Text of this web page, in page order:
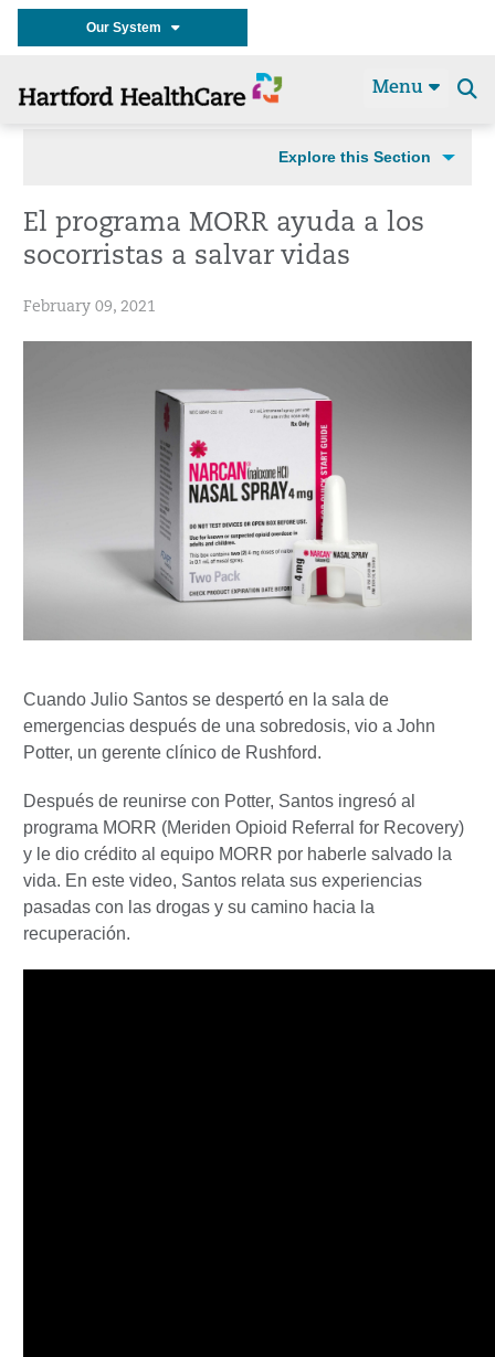
Our System
Menu
Explore this Section
El programa MORR ayuda a los
socorristas a salvar vidas
February 09, 2021
Cuando Julio Santos se despertó en la sala de
emergencias después de una sobredosis, vio a John
Potter, un gerente clínico de Rushford.
Después de reunirse con Potter, Santos ingresó al
programa MORR (Meriden Opioid Referral for Recovery)
y le dio crédito al equipo MORR por haberle salvado la
vida. En este video, Santos relata sus experiencias
pasadas con las drogas y su camino hacia la
recuperación.